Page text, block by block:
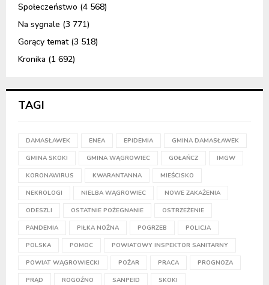
Społeczeństwo (4 568)
Na sygnale (3 771)
Gorący temat(3 518)
Kronika (1 692)
TAGI
DAMASŁAWEK ENEA EPIDEMIA GMINA DAMASŁAWEK
GMINA SKOKI GMINA WĄGROWIEC GOŁAŃCZ IMGW
KORONAWIRUS KWARANTANNA MIEŚCISKO
NEKROLOGI NIELBA WĄGROWIEC NOWE ZAKAŻENIA
ODESZLI OSTATNIE POŻEGNANIE OSTRZEŻENIE
PANDEMIA PIŁKA NOŻNA POGRZEB POLICJA
POLSKA POMOC POWIATOWY INSPEKTOR SANITARNY
POWIAT WĄGROWIECKI POŻAR PRACA PROGNOZA
PRĄD ROGOŹNO SANPEID SKOKI